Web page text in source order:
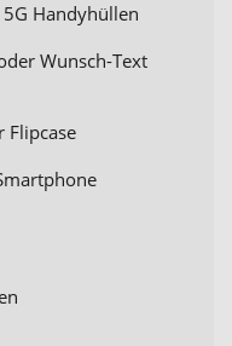
Handyhüllen
Wunsch-Text
Flipcase